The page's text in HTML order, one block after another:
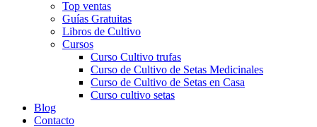
Top ventas
Guías Gratuitas
Libros de Cultivo
Cursos
Curso Cultivo trufas
Curso de Cultivo de Setas Medicinales
Curso de Cultivo de Setas en Casa
Curso cultivo setas
Blog
Contacto